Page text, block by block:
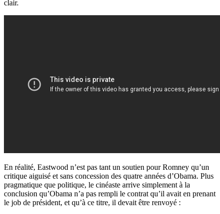
clair.
En réalité, Eastwood n’est pas tant un soutien pour Romney qu’un
critique aiguisé et sans concession des quatre années d’Obama. Plus
pragmatique que politique, le cinéaste arrive simplement à la
conclusion qu’Obama n’a pas rempli le contrat qu’il avait en prenant
le job de président, et qu’à ce titre, il devait être renvoyé :